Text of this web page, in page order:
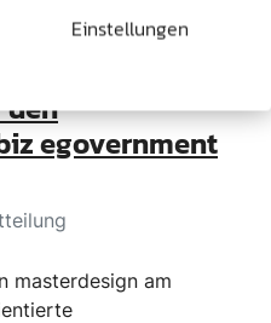
egovernment
masterdesign am
Einstellungen